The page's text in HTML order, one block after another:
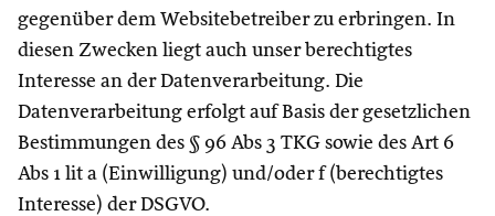
gegenüber dem Websitebetreiber zu erbringen. In
diesen Zwecken liegt auch unser berechtigtes
Interesse an der Datenverarbeitung. Die
Datenverarbeitung erfolgt auf Basis der gesetzlichen
Bestimmungen des § 96 Abs 3 TKG sowie des Art 6
Abs 1 lit a (Einwilligung) und/oder f (berechtigtes
Interesse) der DSGVO.